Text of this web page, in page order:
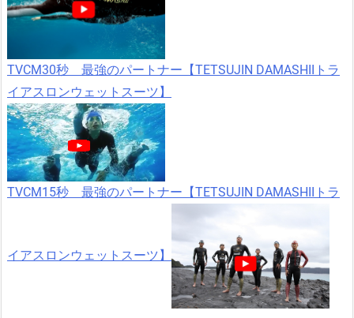
TVCM30秒 最強のパートナー【TETSUJIN DAMASHIIトラ
イアスロンウェットスーツ】
TVCM15秒 最強のパートナー【TETSUJIN DAMASHIIトラ
イアスロンウェットスーツ】